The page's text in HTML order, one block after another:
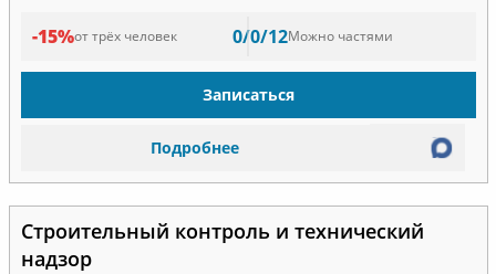
-15%от трёх человек 0/0/12Можно частями
Записаться
Подробнее
Строительный контроль и технический
надзор